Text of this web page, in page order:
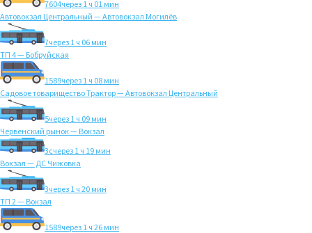
7604через 1 ч 01 мин
Автовокзал Центральный — Автовокзал Могилёв
7через 1 ч 06 мин
ТП 4 — Бобруйская
1589через 1 ч 08 мин
Садовое товарищество Трактор — Автовокзал Центральный
5через 1 ч 09 мин
Червенский рынок — Вокзал
3счерез 1 ч 19 мин
Вокзал — ДС Чижовка
3через 1 ч 20 мин
ТП 2 — Вокзал
1589через 1 ч 26 мин